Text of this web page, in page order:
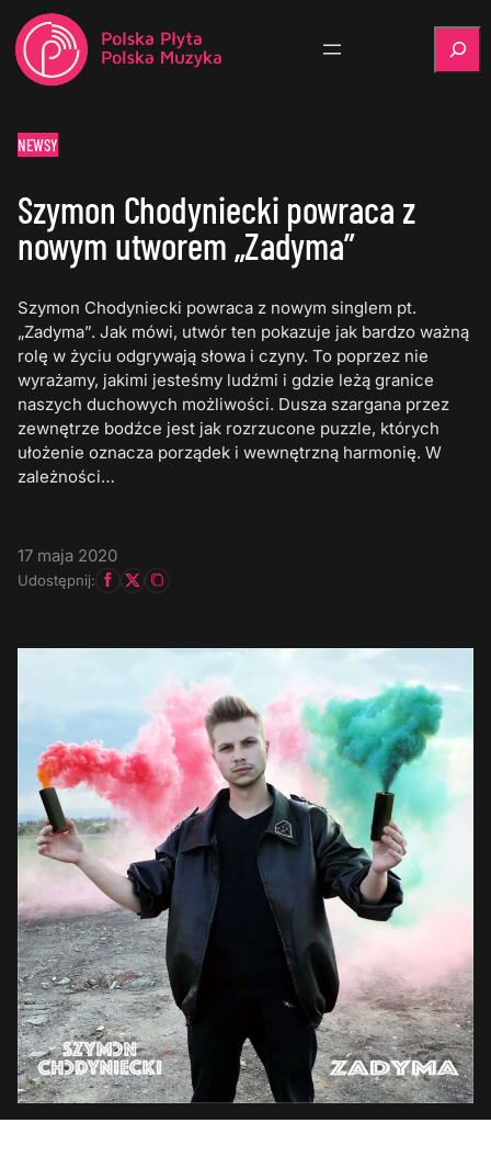
NEWSY
Szymon Chodyniecki powraca z
nowym utworem „Zadyma”
Szymon Chodyniecki powraca z nowym singlem pt.
„Zadyma”. Jak mówi, utwór ten pokazuje jak bardzo ważną
rolę w życiu odgrywają słowa i czyny. To poprzez nie
wyrażamy, jakimi jesteśmy ludźmi i gdzie leżą granice
naszych duchowych możliwości. Dusza szargana przez
zewnętrze bodźce jest jak rozrzucone puzzle, których
ułożenie oznacza porządek i wewnętrzną harmonię. W
zależności…
17 maja 2020
Udostępnij: